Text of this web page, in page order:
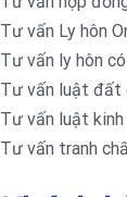
Tư vấn Ly hôn
Tư vấn ly hôn
Tư vấn luật đất
Tư vấn luật
Tư vấn tranh